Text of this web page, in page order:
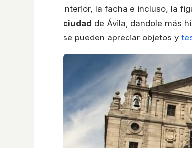
interior, la facha e incluso, la
ciudad de Ávila, dandole más
se pueden apreciar objetos y